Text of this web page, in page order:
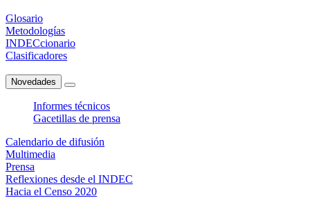
Glosario
Metodologías
INDECcionario
Clasificadores
Novedades
Informes técnicos
Gacetillas de prensa
Calendario de difusión
Multimedia
Prensa
Reflexiones desde el INDEC
Hacia el Censo 2020